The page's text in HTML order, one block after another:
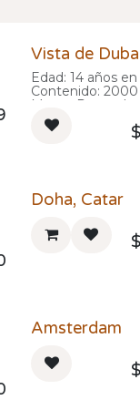
Vista de
Edad: 14 años
Contenido:
Marca:
$
Doha, Catar
$
Amsterdam
$